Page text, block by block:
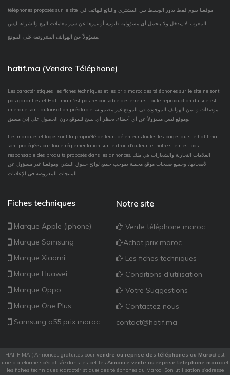
téléphones proposés sur le site. موقعنا يقوم فقط بدور الوسيط بين المشتري والبائع للهاتف في
المغرب. لا يتدخل ولا يتحمل أي مسؤولية قانونية أو غيرها عن سير معاملات البيع والشراء، ليس
hatif.ma (Vendre Téléphone)
Les caractéristiques, les fiches techniques et les prix maroc des téléphones sur le site ne sont
pas garanties, et Hatif.ma n'est pas responsable des erreurs. Toute reproduction du site est
interdite sans autorisation préalable. موصفات و ثمن الهواتف الموجودة في الموقع غير مضمونة،
Les marques et logos sont la propriété de leurs détenteurs.Toutes les pages du site hatif.ma
sont protégées par toute réglementation sur le droit d’auteur, et notre site n’est pas
responsable des produits proposés dans les annonces. العلامات التجارية والشعارات هي ملك
لأصحابها، وجميع صفحات موقع محمية بموجب جميع لوائح حقوق النشر، وموقعنا غير مسؤول عن
Fiches techniques
Marque Apple (iphone)
Marque Samsung
Marque Xiaomi
Marque Huawei
Marque Oppo
Marque One Plus
Samsung a55 prix maroc
Notre site
Vente téléphone maroc
Achat prix maroc
Les fiches techniques
Conditions d'utilisation
Votre Suggestions
Contactez nous
contact@hatif.ma
HATIF.MA ( Annonces gratuites pour vendre ou reprise des téléphones au Maroc) est
une plateforme spécialisée dans les petites Annonce vente ou reprise telephone marocet
les fiches techniques (caractéristique) des téléphones au Maroc. Son utilisation s'adresse